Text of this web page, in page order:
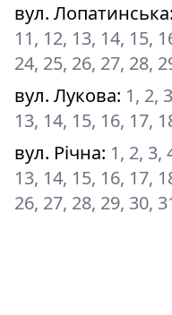
вул. Лопатинська:
11, 12, 13, 14, 15,
24, 25, 26, 27, 28,
вул. Лукова: 1, 2,
13, 14, 15, 16, 17,
вул. Річна: 1, 2, 3,
13, 14, 15, 16, 17,
26, 27, 28, 29, 30,